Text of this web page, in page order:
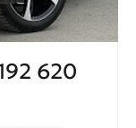
620